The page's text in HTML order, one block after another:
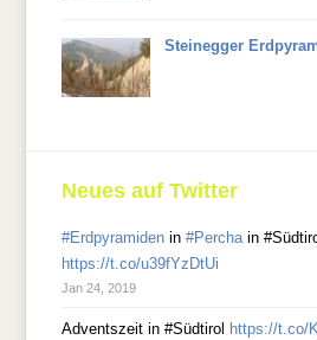
Steinegger
Neues auf Twitter
#Erdpyramiden in#Perchain
https://t.co/u39fYzDtUi
Jan 24, 2019
Adventszeit in #Südtirol https://t.co/